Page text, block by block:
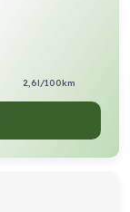
2,6l/100km